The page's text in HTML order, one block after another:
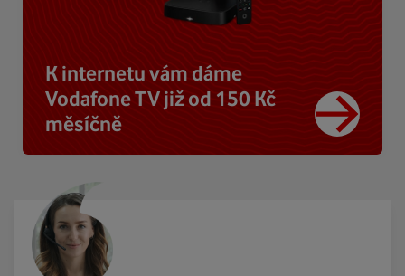
K internetu vám dáme
Vodafone TV již od 150 Kč
měsíčně